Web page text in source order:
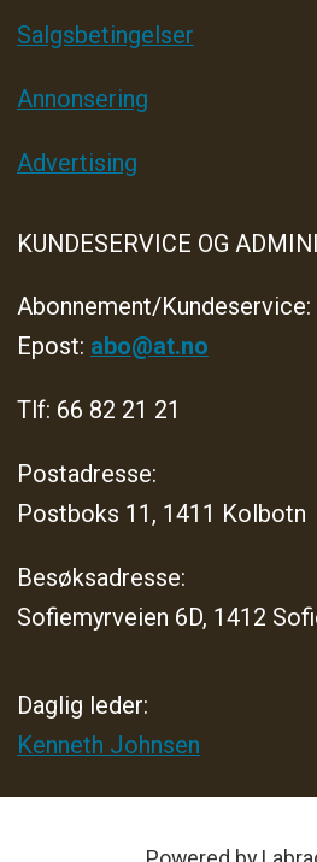
Salgsbetingelser
Annonsering
Advertising
KUNDESERVICE OG
Abonnement/Kundeservice:
Epost: abo@at.no
Tlf: 66 82 21 21
Postadresse:
Postboks 11, 1411 Kolbotn
Besøksadresse:
Sofiemyrveien 6D, 1412
Daglig leder:
Kenneth Johnsen